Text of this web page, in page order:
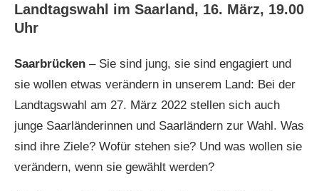
Landtagswahl im Saarland, 16. März, 19.00
Uhr
Saarbrücken – Sie sind jung, sie sind engagiert und
sie wollen etwas verändern in unserem Land: Bei der
Landtagswahl am 27. März 2022 stellen sich auch
junge Saarländerinnen und Saarländern zur Wahl. Was
sind ihre Ziele? Wofür stehen sie? Und was wollen sie
verändern, wenn sie gewählt werden?